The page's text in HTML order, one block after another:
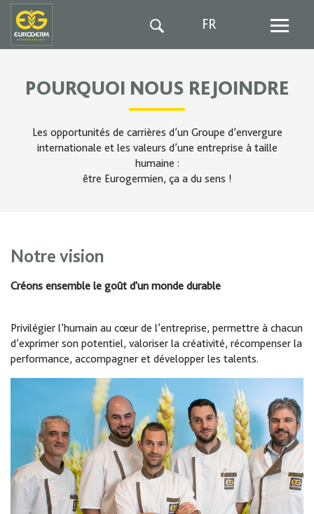
FR
POURQUOI NOUS REJOINDRE
Les opportunités de carrières d’un Groupe d’envergure
internationale et les valeurs d’une entreprise à taille
humaine :
être Eurogermien, ça a du sens !
Notre vision
Créons ensemble le goût d'un monde durable
Privilégier l’humain au cœur de l’entreprise, permettre à chacun
d’exprimer son potentiel, valoriser la créativité, récompenser la
performance, accompagner et développer les talents.